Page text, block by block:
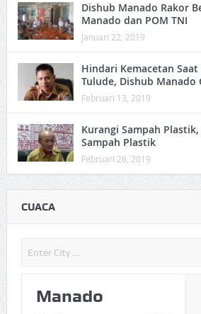
Dishub Manado Rakor
Manado dan POM TNI
Januari 22, 2019
Hindari Kemacetan
Tulude, Dishub Manado
Februari 13, 2019
Kurangi Sampah
Sampah Plastik
Februari 26, 2019
CUACA
Manado